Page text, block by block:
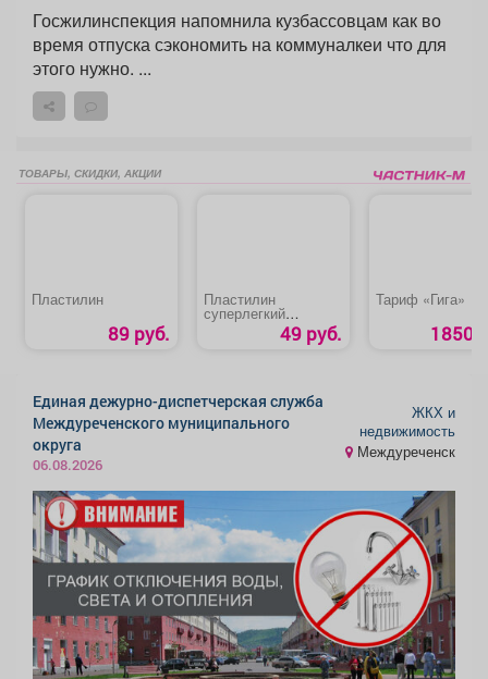
Госжилинспекция напомнила кузбассовцам как во
время отпуска сэкономить на коммуналкеи что для
этого нужно. ...
ТОВАРЫ, СКИДКИ, АКЦИИ
Пластилин
89 руб.
Пластилин
суперлегкий
«Цветной» 49 руб.
Тариф «Гига»
1850
Единая дежурно-диспетчерская служба
Междуреченского муниципального
округа
06.08.2026
ЖКХ и
недвижимость
Междуреченск